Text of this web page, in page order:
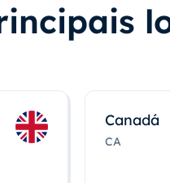
Canadá
CA